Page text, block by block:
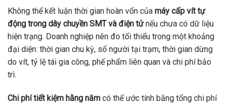
Không thể kết luận thời gian hoàn vốn của máy cấp vít tự
động trong dây chuyền SMT và điện tửnếu chưa có dữ liệu
hiện trạng. Doanh nghiệp nên đo tối thiểu trong một khoảng
đại diện: thời gian chu kỳ, số người tại trạm, thời gian dừng
do vít, tỷ lệ tái gia công, phế phẩm liên quan và chi phí bảo
trì.
Chi phí tiết kiệm hằng năm có thể ước tính bằng tổng chi phí